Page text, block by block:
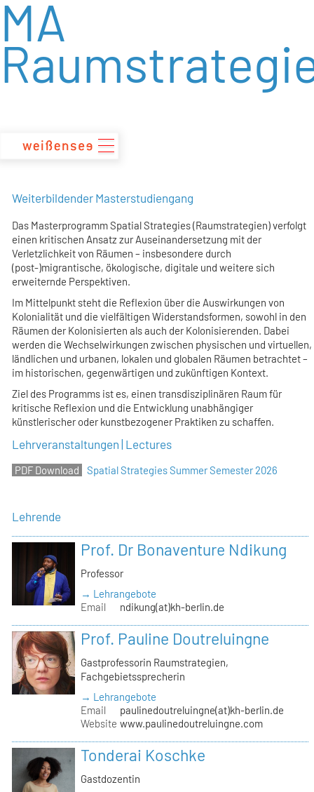
zum
Inhalt
MA
Weiterbildender Masterstudiengang
Das Masterprogramm Spatial Strategies (Raumstrategien) verfolgt
einen kritischen Ansatz zur Auseinandersetzung mit der
Verletzlichkeit von Räumen – insbesondere durch
(post-)migrantische, ökologische, digitale und weitere sich
erweiternde Perspektiven.
Im Mittelpunkt steht die Reflexion über die Auswirkungen von
Kolonialität und die vielfältigen Widerstandsformen, sowohl in den
Räumen der Kolonisierten als auch der Kolonisierenden. Dabei
werden die Wechselwirkungen zwischen physischen und virtuellen,
ländlichen und urbanen, lokalen und globalen Räumen betrachtet –
im historischen, gegenwärtigen und zukünftigen Kontext.
Ziel des Programms ist es, einen transdisziplinären Raum für
kritische Reflexion und die Entwicklung unabhängiger
künstlerischer oder kunstbezogener Praktiken zu schaffen.
Lehrveranstaltungen | Lectures
Spatial Strategies Summer Semester 2026
Lehrende
Prof. Dr Bonaventure Ndikung
Professor
→ Lehrangebote
Email
ndikung(at)kh-berlin.de
Prof. Pauline Doutreluingne
Gastprofessorin Raumstrategien,
Fachgebietssprecherin
→ Lehrangebote
Email
paulinedoutreluingne(at)kh-berlin.de
Website www.paulinedoutreluingne.com
Tonderai Koschke
Gastdozentin